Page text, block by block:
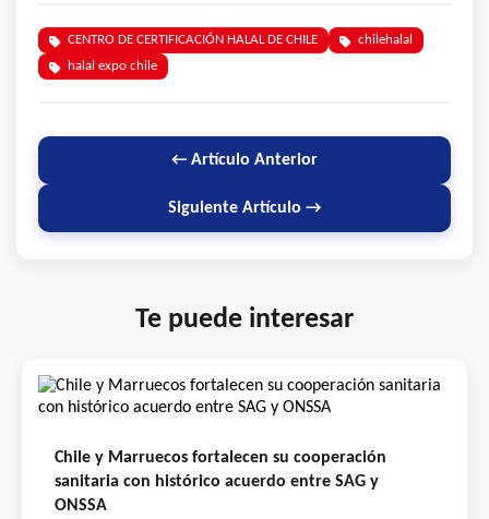
CENTRO DE CERTIFICACIÓN HALAL DE CHILE
chilehalal
halal expo chile
← Artículo Anterior
Siguiente Artículo →
Te puede interesar
Chile y Marruecos fortalecen su cooperación
sanitaria con histórico acuerdo entre SAG y
ONSSA